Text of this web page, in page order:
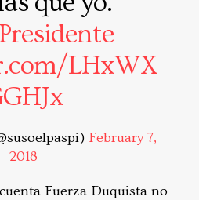
LHxWX
February 7,
2018
Fuerza Duquista no